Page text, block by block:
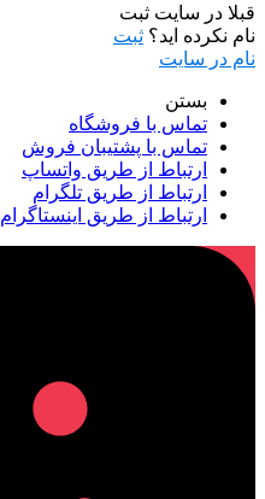
قبلا در سایت ثبت
نام نکرده اید؟ ثبت
نام در سایت
بستن
تماس با فروشگاه
تماس با پشتیبان فروش
ارتباط از طریق واتساپ
ارتباط از طریق تلگرام
ارتباط از طریق اینستاگرام